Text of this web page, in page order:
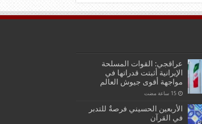
عراقجي: القوات المسلحة
الإيرانية أثبتت قدراتها في
مواجهة أقوى جيوش العالم
الأربعين الحسيني فرصةٌ للتدبر
في القرآن